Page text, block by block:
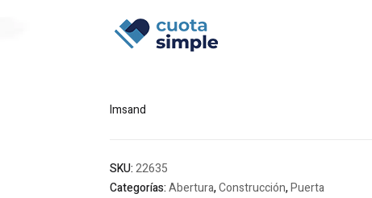
cantidad
Imsand
SKU:22635
Categorías:Abertura,Construcción,Puerta